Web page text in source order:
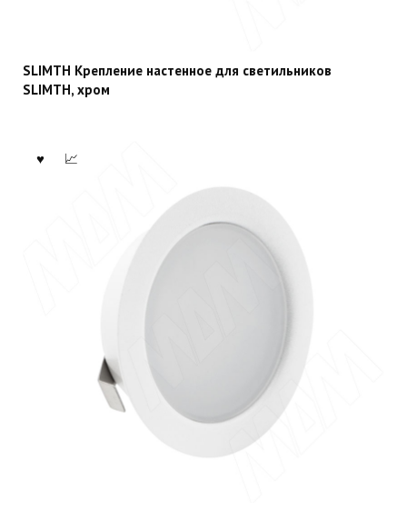
SLIMTH Крепление настенное для светильников
SLIMTH, хром